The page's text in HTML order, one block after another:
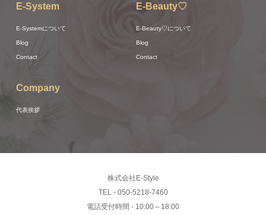
E-System
E-Systemについて
Blog
Contact
E-Beauty♡
E-Beauty♡について
Blog
Contact
Company
代表挨拶
株式会社E-Style
TEL - 050-5218-7460
電話受付時間 - 10:00～18:00